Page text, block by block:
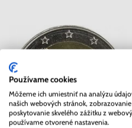
Používame cookies
Môžeme ich umiestniť na analýzu
našich webových stránok,
poskytovanie skvelého zážitku z
používame otvorené nastavenia.